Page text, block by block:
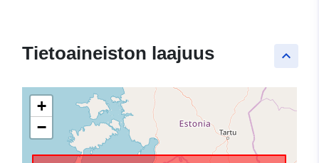
keyboard_arrow_up
Tietoaineiston laajuus
+
−